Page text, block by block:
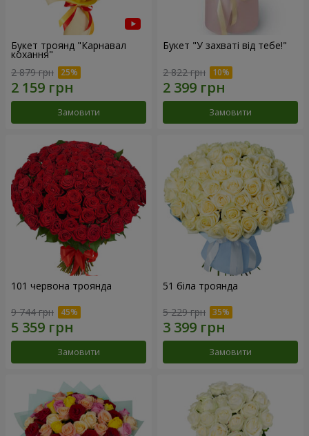
Букет троянд "Карнавал
кохання"
2 879 грн
Замовити
Букет "У захваті від тебе!"
2 822 грн
Замовити
101 червона троянда
9 744 грн
Замовити
51 біла троянда
5 229 грн
Замовити